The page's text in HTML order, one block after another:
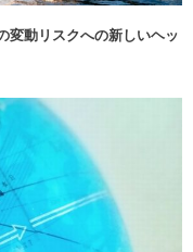
変動リスクへの新しいヘッ